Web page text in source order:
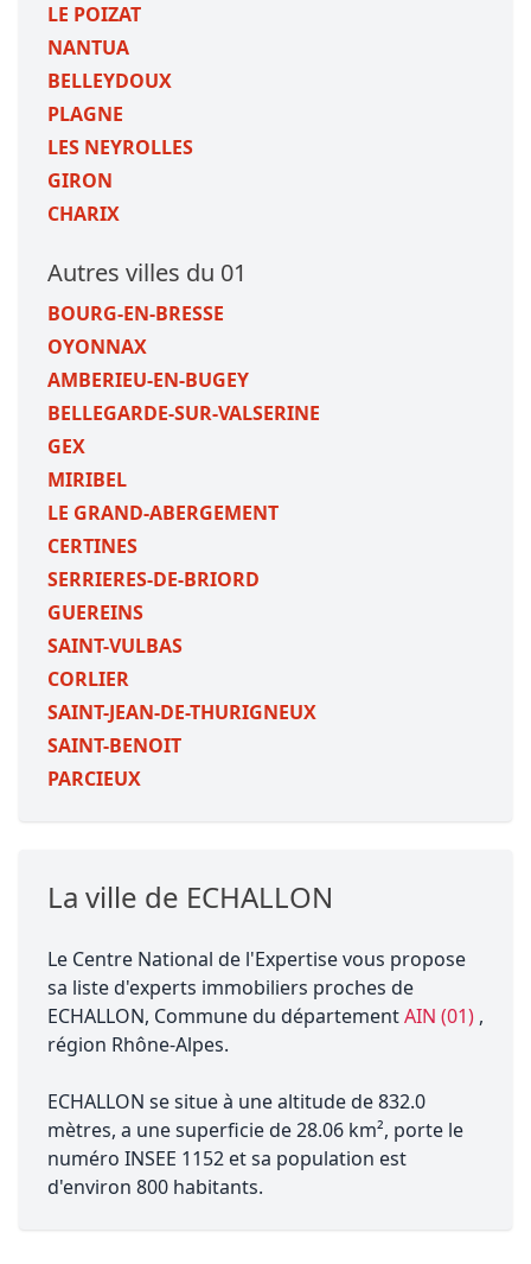
LE POIZAT
NANTUA
BELLEYDOUX
PLAGNE
LES NEYROLLES
GIRON
CHARIX
Autres villes du 01
BOURG-EN-BRESSE
OYONNAX
AMBERIEU-EN-BUGEY
BELLEGARDE-SUR-VALSERINE
GEX
MIRIBEL
LE GRAND-ABERGEMENT
CERTINES
SERRIERES-DE-BRIORD
GUEREINS
SAINT-VULBAS
CORLIER
SAINT-JEAN-DE-THURIGNEUX
SAINT-BENOIT
PARCIEUX
La ville de ECHALLON
Le Centre National de l'Expertise vous propose
sa liste d'experts immobiliers proches de
ECHALLON, Commune du départementAIN (01) ,
région Rhône-Alpes.
ECHALLON se situe à une altitude de 832.0
mètres, a une superficie de 28.06 km², porte le
numéro INSEE 1152 et sa population est
d'environ 800 habitants.